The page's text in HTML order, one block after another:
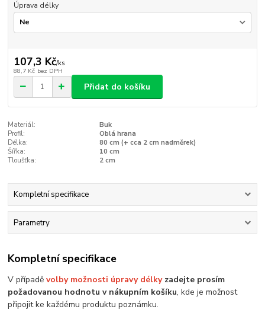
Úprava délky
107,3 Kč/ks
88,7 Kč bez DPH
Přidat do košíku
Materiál:
Buk
Profil:
Oblá hrana
Délka:
80 cm (+ cca 2 cm nadměrek)
Šířka:
10 cm
Tloušťka:
2 cm
Kompletní specifikace
Parametry
Kompletní specifikace
V případěvolby možnosti úpravy délkyzadejte prosím
požadovanou hodnotu v nákupním košíku, kde je možnost
připojit ke každému produktu poznámku.